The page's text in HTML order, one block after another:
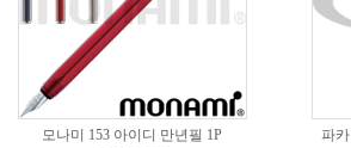
모나미 153 아이디 만년필 1P
파